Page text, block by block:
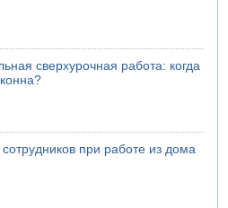
сверхурочная работа: когда
при работе из дома